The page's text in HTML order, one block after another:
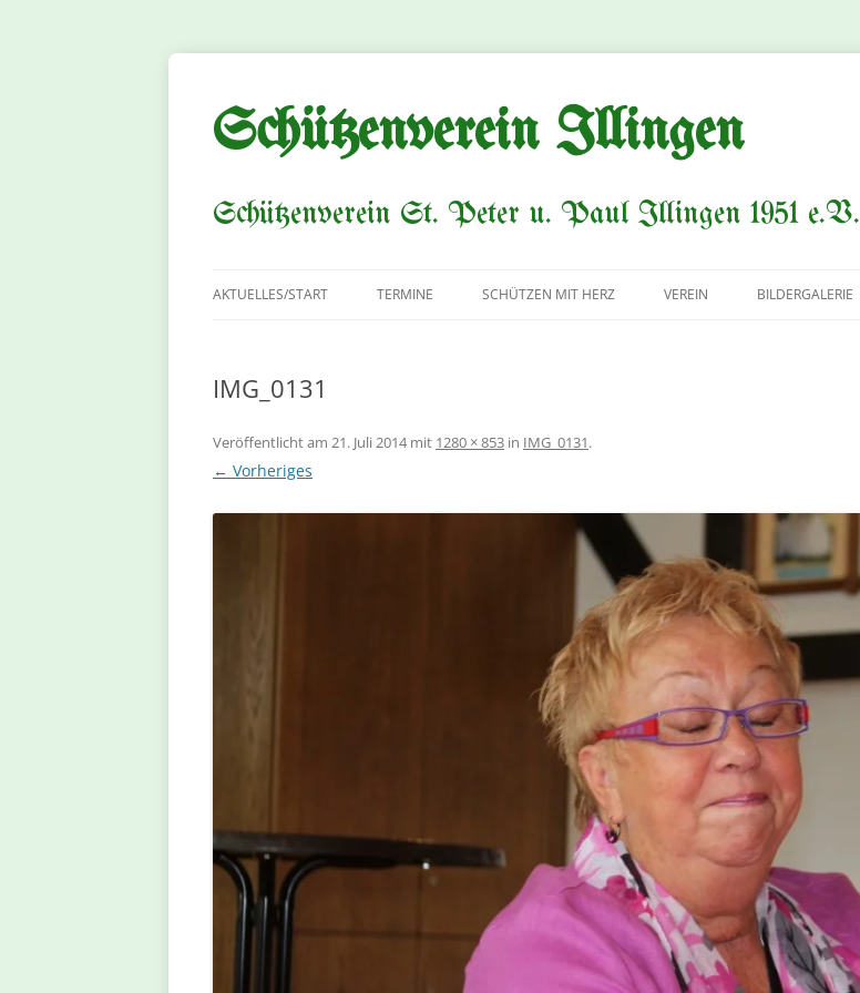
Zum
Schützenverein Illingen
Schützenverein St. Peter u. Paul Illingen 1951 e.V.
AKTUELLES/START TERMINE SCHÜTZEN MIT HERZ VEREIN BILDERGALERIE
IMG_0131
Veröffentlicht am 21. Juli 2014mit 1280 × 853 in IMG_0131.
← Vorheriges